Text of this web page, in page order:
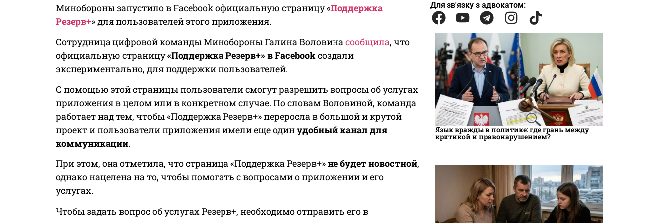
Минобороны запустило в Facebook официальную страницу «Поддержка
Резерв+» для пользователей этого приложения.
Сотрудница цифровой команды Минобороны Галина Воловинасообщила, что
официальную страницу«Поддержка Резерв+» в Facebookсоздали
экспериментально, для поддержки пользователей.
С помощью этой страницы пользователи смогут разрешить вопросы об услугах
приложения в целом или в конкретном случае. По словам Воловиной, команда
работает над тем, чтобы «Поддержка Резерв+» переросла в большой и крутой
проект и пользователи приложения имели еще одинудобный канал для
коммуникации.
При этом, она отметила, что страница «Поддержка Резерв+»не будет новостной,
однако нацелена на то, чтобы помогать с вопросами о приложении и его
услугах.
Чтобы задать вопрос об услугах Резерв+, необходимо отправить его в
Для зв'язку з адвокатом:
Язык вражды в политике: где грань между
критикой и правонарушением?